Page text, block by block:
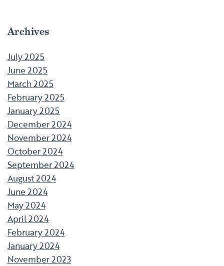
Archives
July 2025
June 2025
March 2025
February 2025
January 2025
December 2024
November 2024
October 2024
September 2024
August 2024
June 2024
May 2024
April 2024
February 2024
January 2024
November 2023